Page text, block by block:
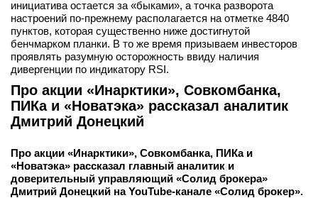
инициатива остается за «быками», а точка разворота
настроений по-прежнему располагается на отметке 4840
пунктов, которая существенно ниже достигнутой
бенчмарком планки. В то же время призываем инвесторов
проявлять разумную осторожность ввиду наличия
дивергенции по индикатору RSI.
Про акции «Инарктики», Совкомбанка,
ПИКа и «Новатэка» рассказал аналитик
Дмитрий Донецкий
Про акции «Инарктики», Совкомбанка, ПИКа и
«Новатэка» рассказал главный аналитик и
доверительный управляющий «Солид брокера»
Дмитрий Донецкий на YouTube-канале «Солид брокер».